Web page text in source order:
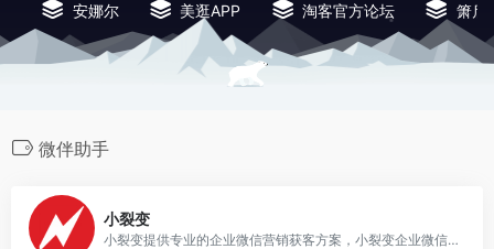
安娜尔 美逛APP 淘客官方论坛 箫启
微伴助手
小裂变
小裂变提供专业的企业微信营销获客方案，小裂变企业微信SCRM帮助企业搭建集引流获客、运营留存、成交转化、客户管理于一体的私域增长系统，针对零售、电商、医美、金融、餐饮、教培等行业、提供私域代运营服务